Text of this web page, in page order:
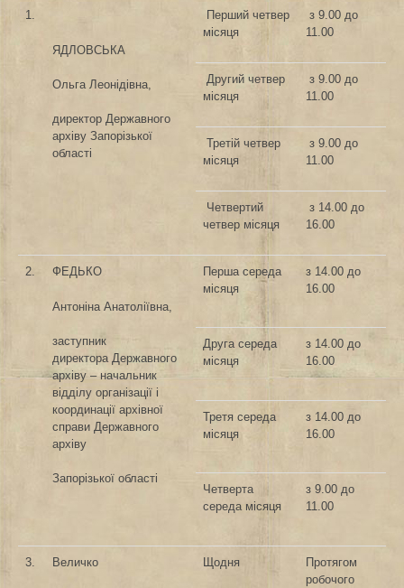
1.
ЯДЛОВСЬКА
Ольга Леонідівна,
директор Державного
архіву Запорізької
області
Перший четвер
місяця
з 9.00 до
11.00
Другий четвер
місяця
з 9.00 до
11.00
Третій четвер
місяця
з 9.00 до
11.00
Четвертий
четвер місяця
з 14.00 до
16.00
2. ФЕДЬКО
Антоніна Анатоліївна,
заступник
директора Державного
архіву – начальник
відділу організації і
координації архівної
справи Державного
архіву
Запорізької області
Перша середа
місяця
з 14.00 до
16.00
Друга середа
місяця
з 14.00 до
16.00
Третя середа
місяця
з 14.00 до
16.00
Четверта
середа місяця
з 9.00 до
11.00
3. Величко Щодня
Протягом
робочого